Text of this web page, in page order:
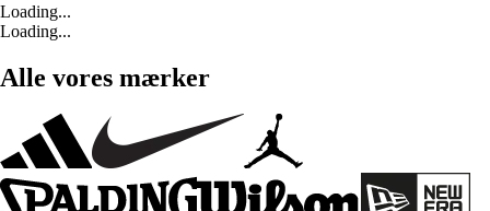
Loading...
Loading...
Alle vores mærker